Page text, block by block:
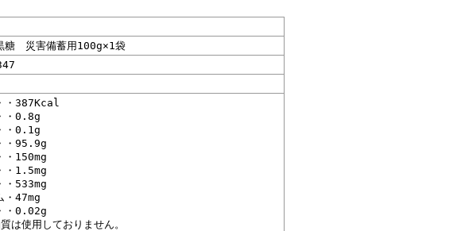
糖 災害備蓄用100g×1袋
・387Kcal
・0.8g
・0.1g
・95.9g
・150mg
・1.5mg
・533mg
・47mg
・0.02g
は使用しておりません。